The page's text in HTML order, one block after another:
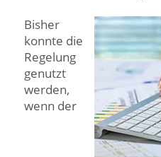
Bisher
konnte die
Regelung
genutzt
werden,
wenn der